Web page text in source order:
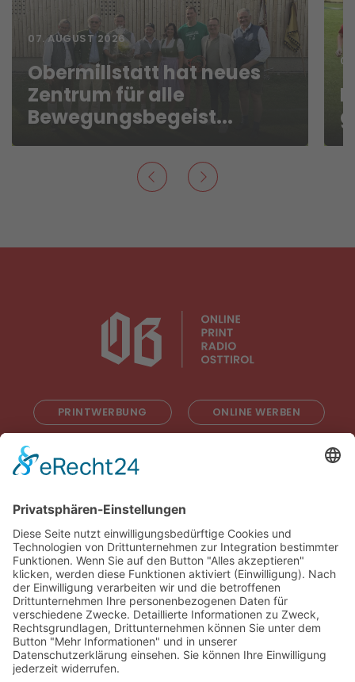
07. AUGUST 2026
Obermillstatt hat neues
Zentrum für alle
Bewegungsbegeist...
PRINTWERBUNG ONLINE WERBEN